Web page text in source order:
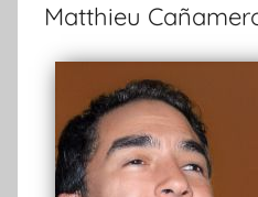
Matthieu